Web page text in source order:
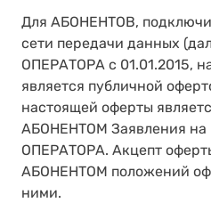
Для АБОНЕНТОВ,
сети передачи данных
ОПЕРАТОРА с 01.01.2015,
является публичной
настоящей оферты
АБОНЕНТОМ Заявления на
ОПЕРАТОРА. Акцепт
АБОНЕНТОМ положений
ними.